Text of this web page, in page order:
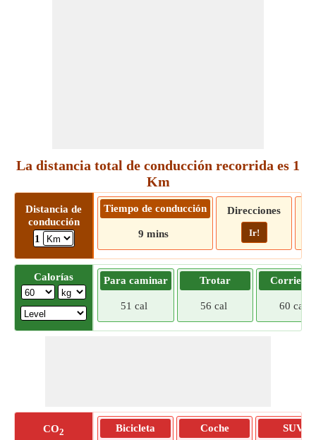
La distancia total de conducción recorrida es 1
Km
Distancia de
conducción
1
Tiempo de conducción
9 mins
Direcciones
Ir!
Calorías Para caminar
51 cal
Trotar
56 cal 60 cal
CO2
Bicicleta
Coche
SUV